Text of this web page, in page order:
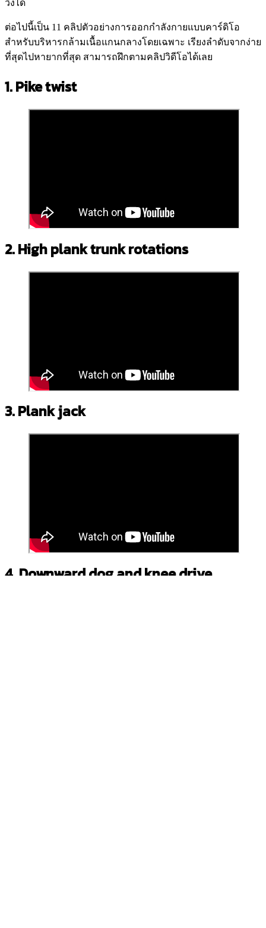
วิ่งได้
ต่อไปนี้เป็น 11 คลิปตัวอย่างการออกกำลังกายแบบคาร์ดิโอ
สำหรับบริหารกล้ามเนื้อแกนกลางโดยเฉพาะ เรียงลำดับจากง่าย
ที่สุดไปหายากที่สุด สามารถฝึกตามคลิปวิดีโอได้เลย
1. Pike twist
2. High plank trunk rotations
3. Plank jack
4. Downward dog and knee drive